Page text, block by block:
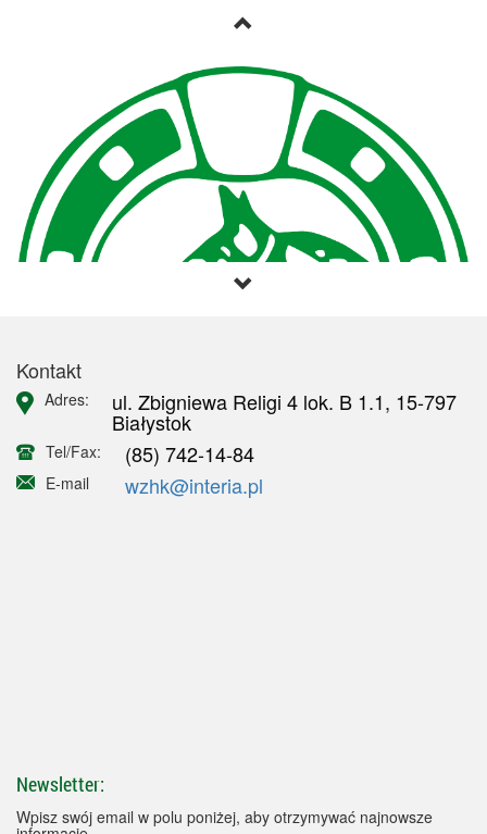
Kontakt
Adres: ul. Zbigniewa Religi 4 lok. B 1.1, 15-797
Białystok
Tel/Fax: (85) 742-14-84
E-mail wzhk@interia.pl
Newsletter:
Wpisz swój email w polu poniżej, aby otrzymywać najnowsze